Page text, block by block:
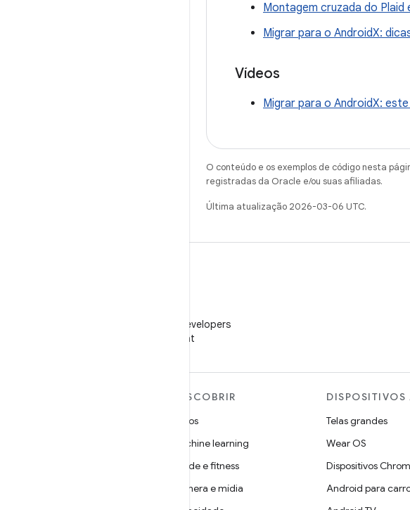
Montagem cruzada do Plaid
Migrar para o AndroidX:
Vídeos
Migrar para o AndroidX:
O conteúdo e os exemplos de código nesta
registradas da Oracle e/ou suas afiliadas.
Última atualização 2026-03-06 UTC.
Siga o Android Developers
no WeChat
DESCOBRIR
Jogos
Machine learning
Saúde e fitness
Câmera e mídia
DISPOSITIVOS
Telas grandes
Wear OS
Dispositivos
Android para